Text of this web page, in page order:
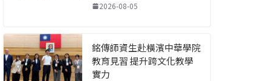
2026-08-05
銘傳師資生赴橫濱中華學院
教育見習 提升跨文化教學
實力